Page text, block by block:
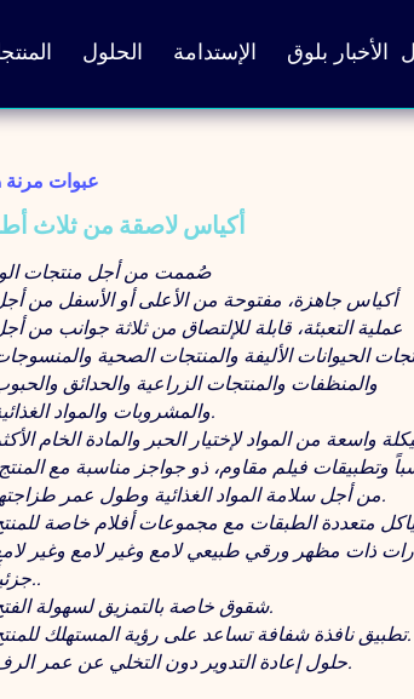
الحلول الإستدامة الأخبار بلوق
Baran عبوات مرنة
أكياس لاصقة من ثلاث
صُممت من أجل منتجات
أكياس جاهزة، مفتوحة من الأعلى أو الأسفل من
عملية التعبئة، قابلة للإلتصاق من ثلاثة جوانب من
الحيوانات الأليفة والمنتجات الصحية
والمنظفات والمنتجات الزراعية والحدائق
والمشروبات والمواد الغذائية.
واسعة من المواد لإختيار الحبر والمادة الخام
وتطبيقات فيلم مقاوم، ذو جواجز مناسبة مع
من أجل سلامة المواد الغذائية وطول عمر طزاجتها.
ذات مظهر ورقي طبيعي لامع وغير لامع وغير
جزئياً..
شقوق خاصة بالتمزيق لسهولة الفتح.
تطبيق نافذة شفافة تساعد على رؤية المستهلك للمنتج.
حلول إعادة التدوير دون التخلي عن عمر الرف.